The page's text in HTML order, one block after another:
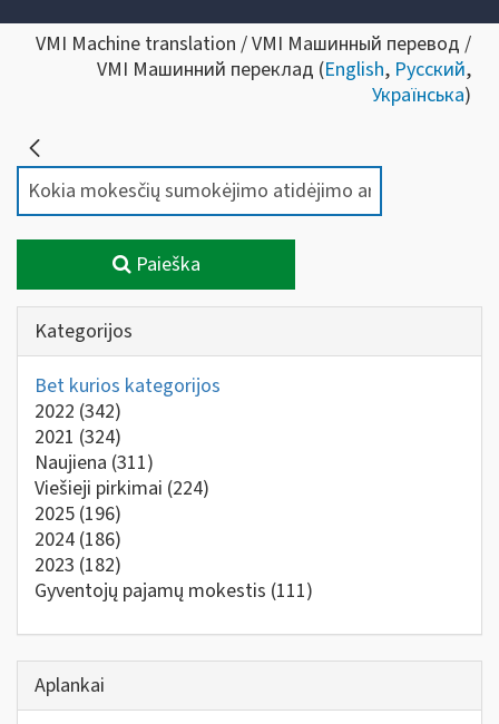
VMI Machine translation / VMI Машинный перевод /
VMI Машинний переклад (English, Русский,
Українська)
Paieška
Kategorijos
Bet kurios kategorijos
2022 (342)
2021 (324)
Naujiena (311)
Viešieji pirkimai (224)
2025 (196)
2024 (186)
2023 (182)
Gyventojų pajamų mokestis (111)
Aplankai